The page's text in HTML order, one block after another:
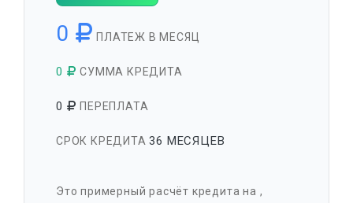
0 ПЛАТЕЖ В МЕСЯЦ
0 СУММА КРЕДИТА
0 ПЕРЕПЛАТА
СРОК КРЕДИТА36 МЕСЯЦЕВ
Это примерный расчёт кредита на ,